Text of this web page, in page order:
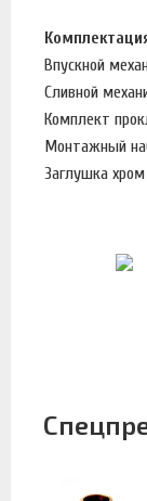
Впускной
Сливной
Комплект
Монтажный
Заглушка хром